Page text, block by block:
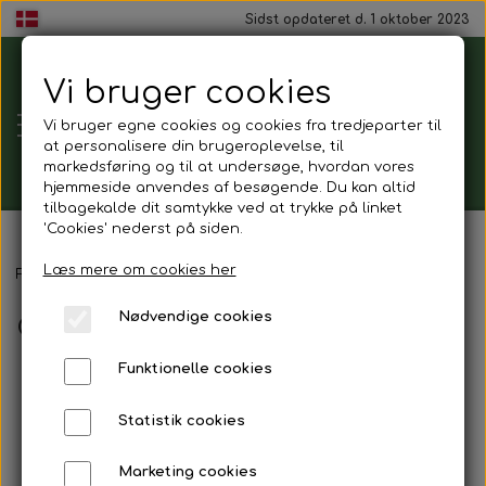
Sidst opdateret d. 1 oktober 2023
Tårnborg
Forsamlingshus
Gavekort
Mad ud af huset
Mindestund
Forside Billeder Generalforsamling
Generalforsamling
Vi bruger cookies
Vi bruger egne cookies og cookies fra tredjeparter til
at personalisere din brugeroplevelse, til
markedsføring og til at undersøge, hvordan vores
hjemmeside anvendes af besøgende. Du kan altid
tilbagekalde dit samtykke ved at trykke på linket
'Cookies' nederst på siden.
Læs mere om cookies her
Nødvendige cookies
Funktionelle cookies
Statistik cookies
Marketing cookies